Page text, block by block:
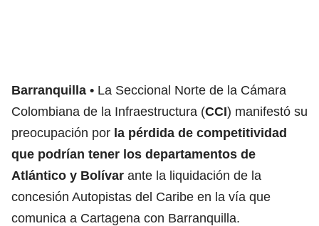
Barranquilla
La Seccional Norte de la Cámara
Colombiana de la Infraestructura (CCI) manifestó su
preocupación por la pérdida de competitividad
que podrían tener los departamentos de
Atlántico y Bolívar ante la liquidación de la
concesión Autopistas del Caribe en la vía que
comunica a Cartagena con Barranquilla.